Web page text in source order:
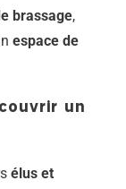
brassage,
espace de
un
élus et